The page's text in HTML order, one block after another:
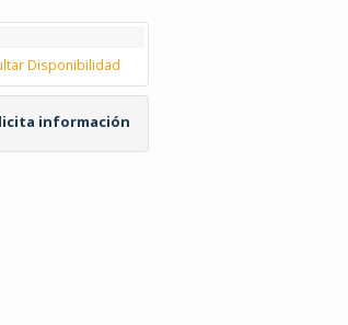
Disponibilidad
información